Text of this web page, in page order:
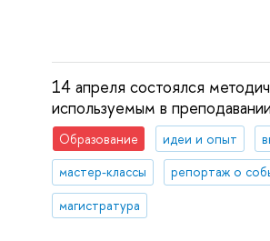
14 апреля состоялся
используемым в
Образование идеи и опыт
мастер-классы
репортаж о
магистратура